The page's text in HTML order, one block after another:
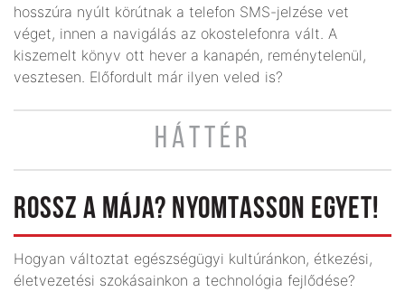
hosszúra nyúlt körútnak a telefon SMS-jelzése vet
véget, innen a navigálás az okostelefonra vált. A
kiszemelt könyv ott hever a kanapén, reménytelenül,
vesztesen. Előfordult már ilyen veled is?
HÁTTÉR
ROSSZ A MÁJA? NYOMTASSON EGYET!
Hogyan változtat egészségügyi kultúránkon, étkezési,
életvezetési szokásainkon a technológia fejlődése?